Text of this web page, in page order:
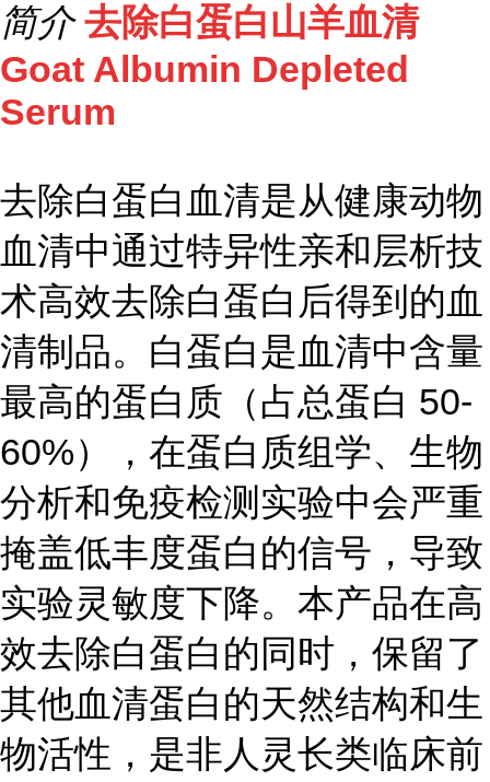
简介 去除白蛋白山羊血清
Goat Albumin Depleted
Serum
去除白蛋白血清是从健康动物
血清中通过特异性亲和层析技
术高效去除白蛋白后得到的血
清制品。白蛋白是血清中含量
最高的蛋白质（占总蛋白 50-
60%），在蛋白质组学、生物
分析和免疫检测实验中会严重
掩盖低丰度蛋白的信号，导致
实验灵敏度下降。本产品在高
效去除白蛋白的同时，保留了
其他血清蛋白的天然结构和生
物活性，是非人灵长类临床前